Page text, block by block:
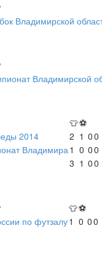
Владимирской
Владимирской
👕⚽
2014 2 1 00
Владимира1 0 00
3 1 00
👕⚽
по футзалу1 0 00